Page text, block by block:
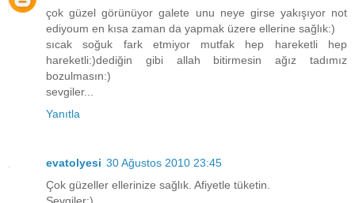
çok güzel görünüyor galete unu neye girse yakışıyor not
ediyoum en kısa zaman da yapmak üzere ellerine sağlık:)
sıcak soğuk fark etmiyor mutfak hep hareketli hep
hareketli:)dediğin gibi allah bitirmesin ağız tadımız
bozulmasın:)
sevgiler...
Yanıtla
evatolyesi 30 Ağustos 2010 23:45
Çok güzeller ellerinize sağlık. Afiyetle tüketin.
Sevgiler:)